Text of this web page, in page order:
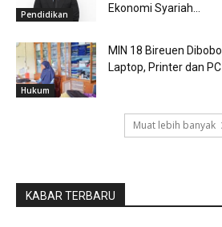
Pendidikan
Ekonomi Syariah...
Hukum
MIN 18 Bireuen
Laptop, Printer dan PC
Muat lebih banyak
KABAR TERBARU